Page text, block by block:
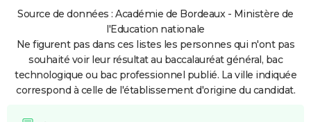
Source de données : Académie de Bordeaux - Ministère de
l'Education nationale
Ne figurent pas dans ces listes les personnes qui n'ont pas
souhaité voir leur résultat au baccalauréat général, bac
technologique ou bac professionnel publié. La ville indiquée
correspond à celle de l'établissement d'origine du candidat.